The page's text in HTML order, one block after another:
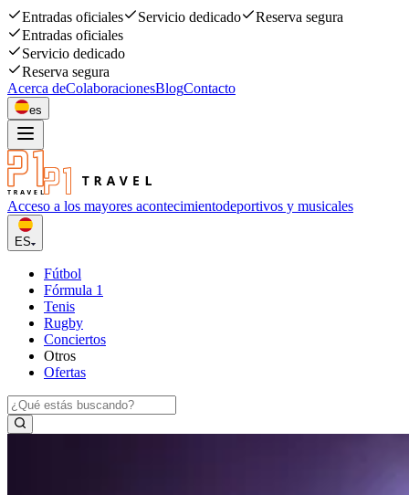
Entradas oficiales Servicio dedicado
Reserva segura
Entradas oficiales
Servicio dedicado
Reserva segura
Acerca deColaboracionesBlogContacto
es
Acceso a los mayores acontecimientodeportivos y musicales
ES
Fútbol
Fórmula 1
Tenis
Rugby
Conciertos
Otros
Ofertas